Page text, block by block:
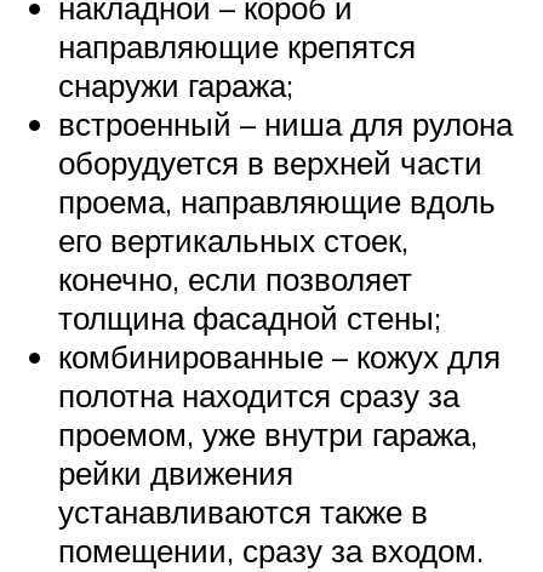
накладной – короб и
направляющие крепятся
снаружи гаража;
встроенный – ниша для рулона
оборудуется в верхней части
проема, направляющие вдоль
его вертикальных стоек,
конечно, если позволяет
толщина фасадной стены;
комбинированные – кожух для
полотна находится сразу за
проемом, уже внутри гаража,
рейки движения
устанавливаются также в
помещении, сразу за входом.